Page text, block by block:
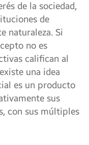
de la sociedad,
de
naturaleza. Si
no es
califican al
una idea
es un producto
sus
con sus múltiples